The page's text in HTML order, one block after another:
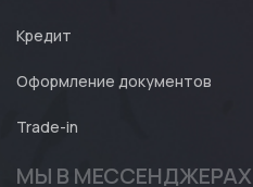
Кредит
Оформление документов
Trade-in
МЫ В МЕССЕНДЖЕРАХ